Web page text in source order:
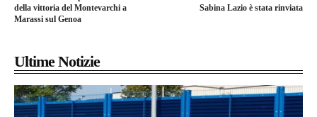
della vittoria del Montevarchi a
Marassi sul Genoa
Sabina Lazio è stata rinviata
Ultime Notizie